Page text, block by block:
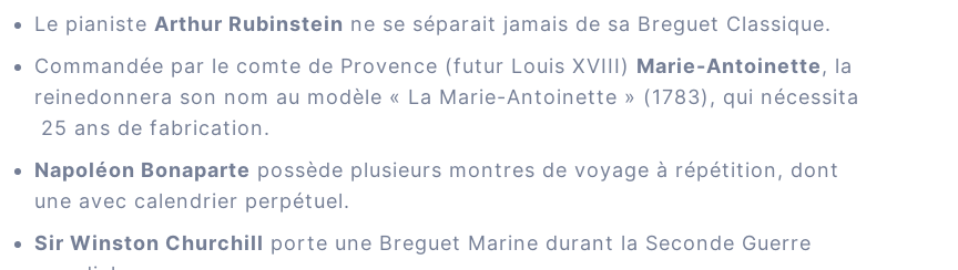
Le pianiste Arthur Rubinstein ne se séparait jamais de sa Breguet Classique.
Commandée par le comte de Provence (futur Louis XVIII) Marie-Antoinette, la
reinedonnera son nom au modèle « La Marie-Antoinette » (1783), qui nécessita
25 ans de fabrication.
Napoléon Bonaparte possède plusieurs montres de voyage à répétition, dont
une avec calendrier perpétuel.
Sir Winston Churchill porte une Breguet Marine durant la Seconde Guerre